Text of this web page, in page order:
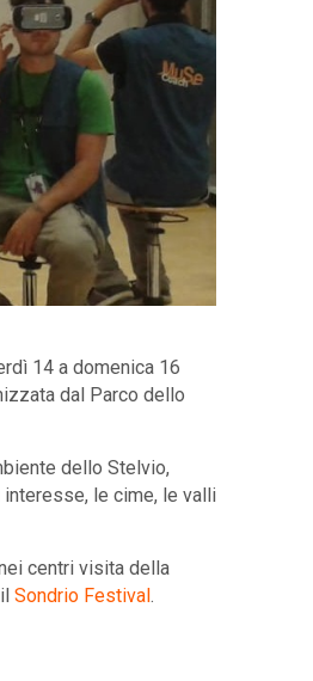
14 a domenica 16
dal Parco dello
dello Stelvio,
le cime, le valli
centri visita della
Sondrio Festival.